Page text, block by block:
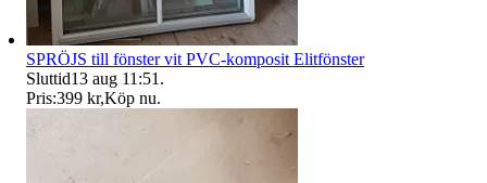
SPRÖJS till fönster vit PVC-komposit Elitfönster
Sluttid13 aug 11:51 .
Pris:399 kr,Köp nu.